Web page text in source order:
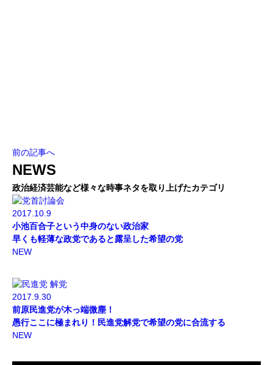
前の記事へ
NEWS
政治経済芸能など様々な時事ネタを取り上げたカテゴリ
2017.10.9
小池百合子という中身のない政治家
早くも軽薄な政党であると露呈した希望の党
NEW
2017.9.30
前原民進党が木っ端微塵！
愚行ここに極まれり！民進党解党で希望の党に合流する
NEW